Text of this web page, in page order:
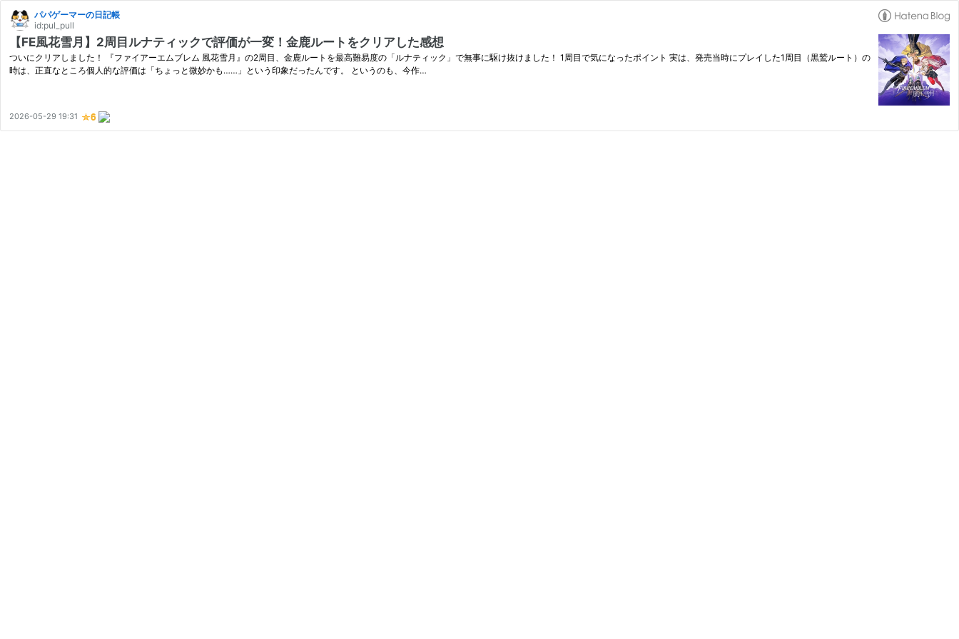
パパゲーマーの日記帳
id:pul_pull
【FE風花雪月】2周目ルナティックで評価が一変！金鹿ルートをクリアした感想
ついにクリアしました！ 『ファイアーエムブレム 風花雪月』の2周目、金鹿ルートを最高難易度の「ルナティック」で無事に駆け抜けました！ 1周目で気になったポイント 実は、発売当時にプレイした1周目（黒鷲ルート）の
時は、正直なところ個人的な評価は「ちょっと微妙かも……」という印象だったんです。 というのも、今作…
2026-05-29 19:31